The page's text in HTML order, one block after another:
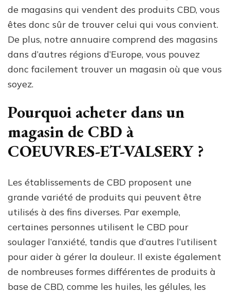
de magasins qui vendent des produits CBD, vous
êtes donc sûr de trouver celui qui vous convient.
De plus, notre annuaire comprend des magasins
dans d’autres régions d’Europe, vous pouvez
donc facilement trouver un magasin où que vous
soyez.
Pourquoi acheter dans un
magasin de CBD à
COEUVRES-ET-VALSERY ?
Les établissements de CBD proposent une
grande variété de produits qui peuvent être
utilisés à des fins diverses. Par exemple,
certaines personnes utilisent le CBD pour
soulager l’anxiété, tandis que d’autres l’utilisent
pour aider à gérer la douleur. Il existe également
de nombreuses formes différentes de produits à
base de CBD, comme les huiles, les gélules, les